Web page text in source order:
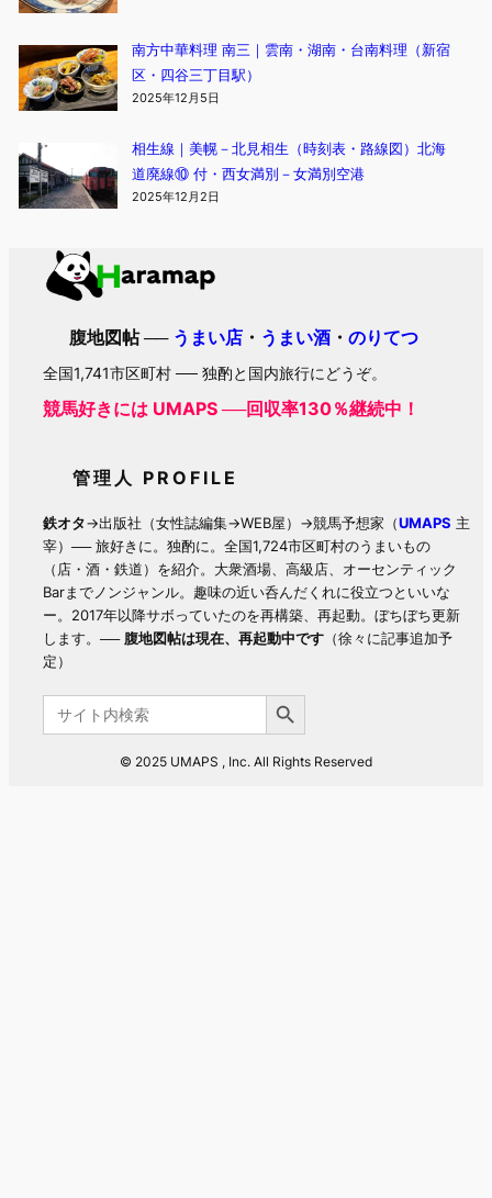
南方中華料理 南三｜雲南・湖南・台南料理（新宿
区・四谷三丁目駅）
2025年12月5日
相生線｜美幌－北見相生（時刻表・路線図）北海
道廃線⑩ 付・西女満別－女満別空港
2025年12月2日
腹地図帖 ── うまい店 ・ うまい酒 ・のりてつ
全国1,741市区町村 ── 独酌と国内旅行にどうぞ。
競馬好きには UMAPS ──回収率130％継続中！
管理人 PROFILE
鉄オタ→出版社（女性誌編集→WEB屋）→競馬予想家（UMAPS 主
宰）── 旅好きに。独酌に。全国1,724市区町村のうまいもの
（店・酒・鉄道）を紹介。大衆酒場、高級店、オーセンティック
Barまでノンジャンル。趣味の近い呑んだくれに役立つといいな
ー。2017年以降サボっていたのを再構築、再起動。ぼちぼち更新
します。── 腹地図帖は現在、再起動中です （徐々に記事追加予
定）
Search
for:
Search Button
© 2025 UMAPS , Inc. All Rights Reserved